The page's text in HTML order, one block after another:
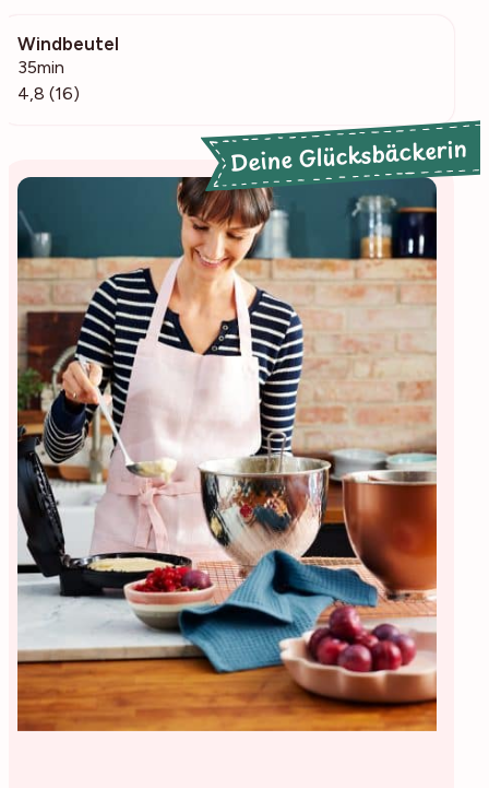
Windbeutel
35min
4,8 (16)
Deine Glücksbäckerin